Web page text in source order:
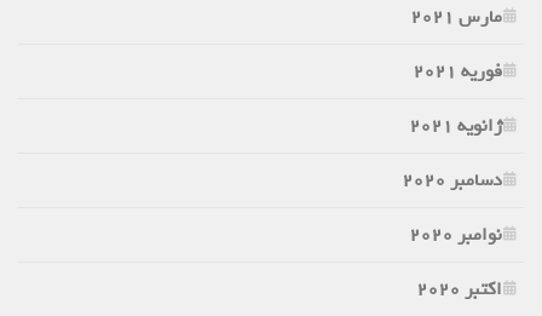
مارس 2021
فوریه 2021
ژانویه 2021
دسامبر 2020
نوامبر 2020
اکتبر 2020